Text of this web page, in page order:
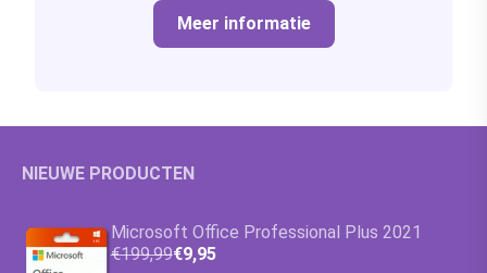
Meer informatie
NIEUWE PRODUCTEN
Microsoft Office Professional Plus 2021
€199,99€9,95